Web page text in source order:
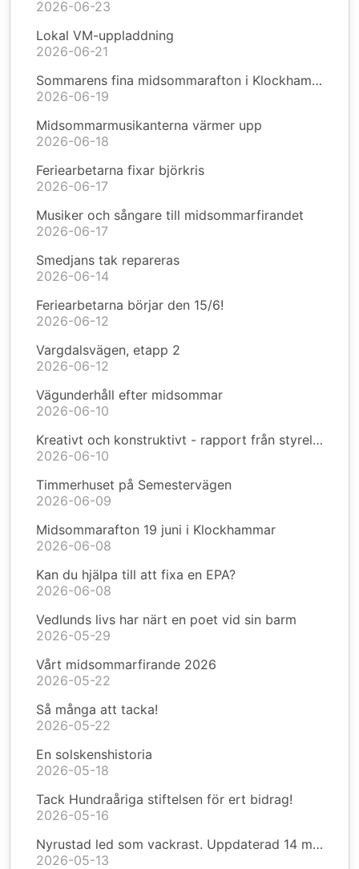
2026-06-23
Lokal VM-uppladdning
2026-06-21
Sommarens fina midsommarafton i Klockhammar
2026-06-19
Midsommarmusikanterna värmer upp
2026-06-18
Feriearbetarna fixar björkris
2026-06-17
Musiker och sångare till midsommarfirandet
2026-06-17
Smedjans tak repareras
2026-06-14
Feriearbetarna börjar den 15/6!
2026-06-12
Vargdalsvägen, etapp 2
2026-06-12
Vägunderhåll efter midsommar
2026-06-10
Kreativt och konstruktivt - rapport från styrelsen
2026-06-10
Timmerhuset på Semestervägen
2026-06-09
Midsommarafton 19 juni i Klockhammar
2026-06-08
Kan du hjälpa till att fixa en EPA?
2026-06-08
Vedlunds livs har närt en poet vid sin barm
2026-05-29
Vårt midsommarfirande 2026
2026-05-22
Så många att tacka!
2026-05-22
En solskenshistoria
2026-05-18
Tack Hundraåriga stiftelsen för ert bidrag!
2026-05-16
Nyrustad led som vackrast. Uppdaterad 14 maj.
2026-05-13